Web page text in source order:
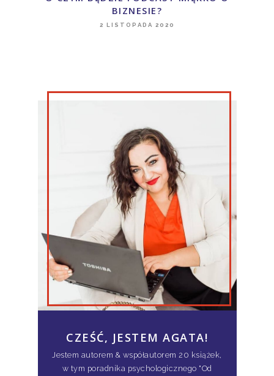
BIZNESIE?
2 LISTOPADA 2020
CZEŚĆ, JESTEM AGATA!
Jestem autorem & współautorem 20 książek,
w tym poradnika psychologicznego "Od